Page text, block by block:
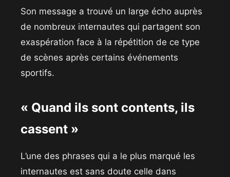
Son message a trouvé un large écho auprès
de nombreux internautes qui partagent son
exaspération face à la répétition de ce type
de scènes après certains événements
sportifs.
« Quand ils sont contents, ils
cassent »
L’une des phrases qui a le plus marqué les
internautes est sans doute celle dans